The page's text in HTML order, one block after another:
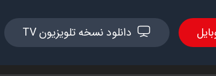
دانلود نسخه تلویزیون TV